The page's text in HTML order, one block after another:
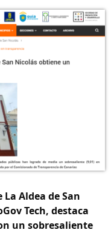
Aldea de San
Tech, destaca
un sobresaliente